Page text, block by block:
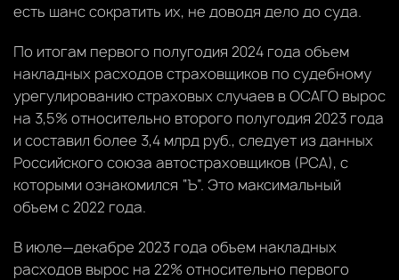
есть шанс сократить их, не доводя дело до суда.
По итогам первого полугодия 2024 года объем
накладных расходов страховщиков по судебному
урегулированию страховых случаев в ОСАГО вырос
на 3,5% относительно второго полугодия 2023 года
и составил более 3,4 млрд руб., следует из данных
Российского союза автостраховщиков (РСА), с
которыми ознакомился “Ъ”. Это максимальный
объем с 2022 года.
В июле—декабре 2023 года объем накладных
расходов вырос на 22% относительно первого